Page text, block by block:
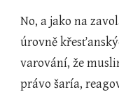
No, a jako na
úrovně
varování, že
právo šaría,